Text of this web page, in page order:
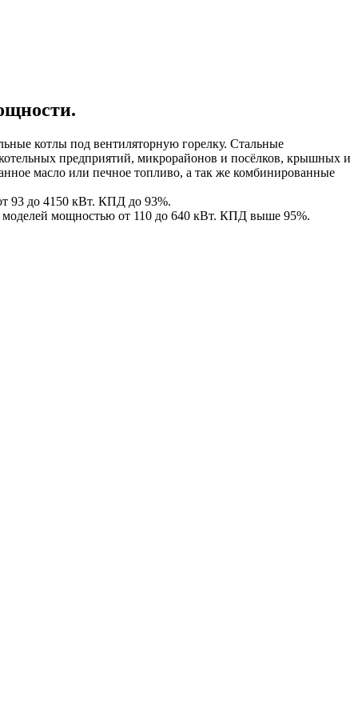
котлы под вентиляторную горелку. Стальные
предприятий, микрорайонов и посёлков, крышных и
масло или печное топливо, а так же комбинированные
93 до 4150 кВт. КПД до 93%.
моделей мощностью от 110 до 640 кВт. КПД выше 95%.